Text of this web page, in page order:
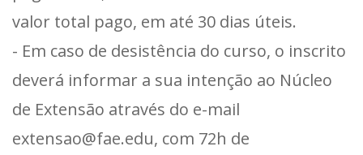
valor total pago, em até 30 dias úteis.
- Em caso de desistência do curso, o inscrito
deverá informar a sua intenção ao Núcleo
de Extensão através do e-mail
extensao@fae.edu, com 72h de